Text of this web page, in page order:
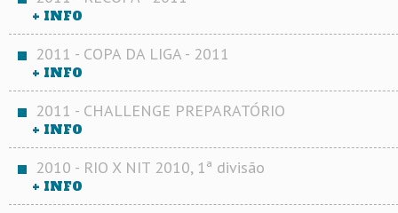
+ INFO
2011 - COPA DA LIGA - 2011
+ INFO
2011 - CHALLENGE PREPARATÓRIO
+ INFO
2010 - RIO X NIT 2010, 1ª divisão
+ INFO